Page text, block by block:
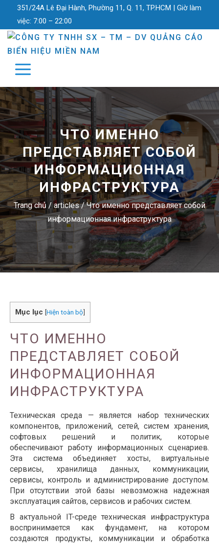
351/24A Lê Đại Hành, Phường 11, Q. 11, TP.HCM | Giờ làm
việc: 7:00 – 22:00
ЧТО ИМЕННО
ПРЕДСТАВЛЯЕТ СОБОЙ
ИНФОРМАЦИОННАЯ
ИНФРАСТРУКТУРА
Trang chủ /articles/Что именно представляет собой
информационная инфраструктура
Mục lục [Hiện toàn bộ]
ЧТО ИМЕННО
ПРЕДСТАВЛЯЕТ СОБОЙ
ИНФОРМАЦИОННАЯ
ИНФРАСТРУКТУРА
Техническая среда — является набор технических
компонентов, приложений, сетей, систем хранения,
софтовых решений и политик, которые
обеспечивают работу информационных сценариев.
Эта система объединяет хосты, виртуальные
сервисы, хранилища данных, коммуникации,
сервисы, контроль и администрирование доступом.
При отсутствии этой базы невозможна надежная
эксплуатация сайтов, сервисов и рабочих систем.
В актуальной IT-среде техническая инфраструктура
воспринимается как фундамент, на котором
создаются продукты, коммуникации и обработка